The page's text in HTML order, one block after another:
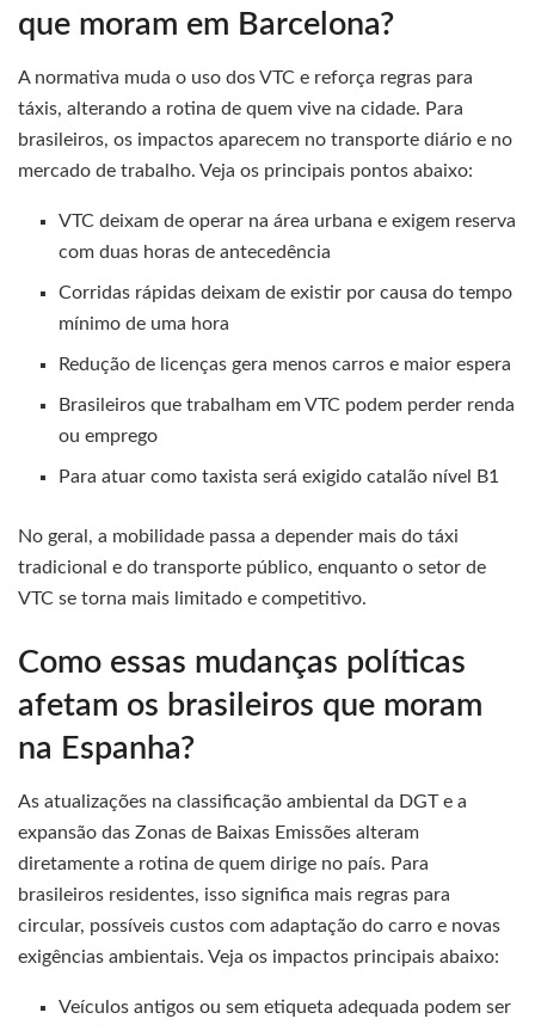
que moram em Barcelona?
A normativa muda o uso dos VTC e reforça regras para
táxis, alterando a rotina de quem vive na cidade. Para
brasileiros, os impactos aparecem no transporte diário e no
mercado de trabalho. Veja os principais pontos abaixo:
VTC deixam de operar na área urbana e exigem reserva
com duas horas de antecedência
Corridas rápidas deixam de existir por causa do tempo
mínimo de uma hora
Redução de licenças gera menos carros e maior espera
Brasileiros que trabalham em VTC podem perder renda
ou emprego
Para atuar como taxista será exigido catalão nível B1
No geral, a mobilidade passa a depender mais do táxi
tradicional e do transporte público, enquanto o setor de
VTC se torna mais limitado e competitivo.
Como essas mudanças políticas
afetam os brasileiros que moram
na Espanha?
As atualizações na classificação ambiental da DGT e a
expansão das Zonas de Baixas Emissões alteram
diretamente a rotina de quem dirige no país. Para
brasileiros residentes, isso significa mais regras para
circular, possíveis custos com adaptação do carro e novas
exigências ambientais. Veja os impactos principais abaixo:
Veículos antigos ou sem etiqueta adequada podem ser